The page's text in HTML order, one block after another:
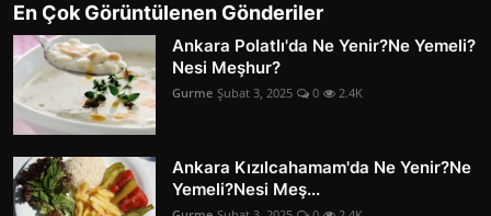
En Çok Görüntülenen Gönderiler
Ankara Polatlı'da Ne Yenir?Ne Yemeli?
Nesi Meşhur?
Gurme Şubat 3, 2025 0 2.4K
Ankara Kızılcahamam'da Ne Yenir?Ne
Yemeli?Nesi Meş...